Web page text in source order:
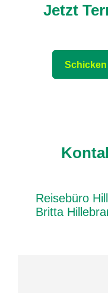
Jetzt
Reisebüro
Britta